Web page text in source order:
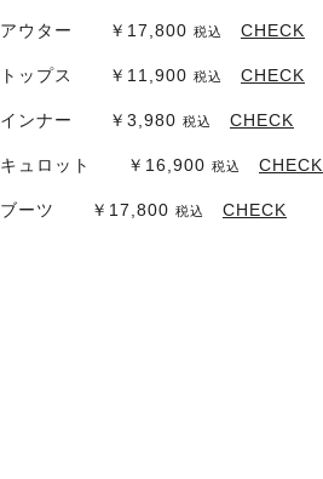
アウター ￥17,800 税込 CHECK
トップス ￥11,900 税込 CHECK
インナー ￥3,980 税込 CHECK
キュロット ￥16,900 税込 CHECK
ブーツ ￥17,800 税込 CHECK